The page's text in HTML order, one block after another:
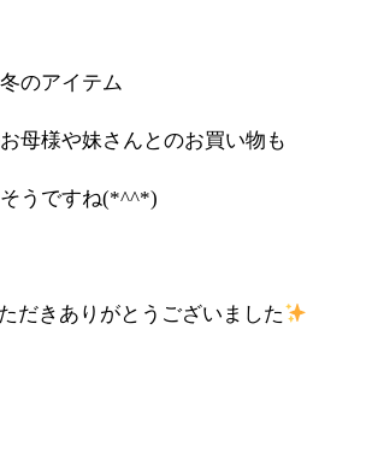
のアイテム
母様や妹さんとのお買い物も
うですね(*^^*)
だきありがとうございました